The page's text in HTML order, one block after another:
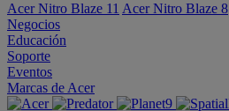
Acer Nitro Blaze 11 Acer Nitro Blaze 8
Negocios
Educación
Soporte
Eventos
Marcas de Acer